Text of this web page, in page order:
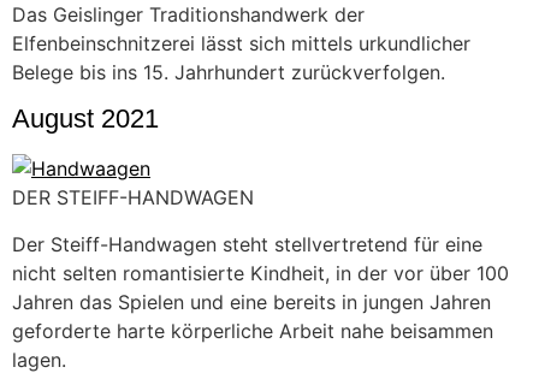
Das Geislinger Traditionshandwerk der
Elfenbeinschnitzerei lässt sich mittels urkundlicher
Belege bis ins 15. Jahrhundert zurückverfolgen.
August 2021
DER STEIFF-HANDWAGEN
Der Steiff-Handwagen steht stellvertretend für eine
nicht selten romantisierte Kindheit, in der vor über 100
Jahren das Spielen und eine bereits in jungen Jahren
geforderte harte körperliche Arbeit nahe beisammen
lagen.